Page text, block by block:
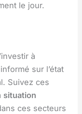
le jour.
à
sur l’état
Suivez ces
situation
ces secteurs